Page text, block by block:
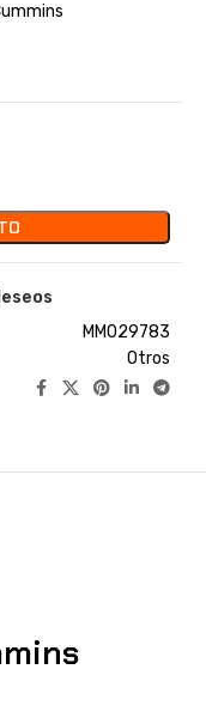
MM029783
Otros